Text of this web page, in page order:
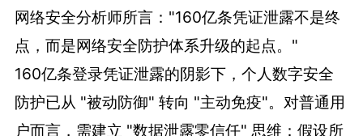
网络安全分析师所言："160亿条凭证泄露不是终
点，而是网络安全防护体系升级的起点。"
160亿条登录凭证泄露的阴影下，个人数字安全
防护已从 "被动防御" 转向 "主动免疫"。对普通用
户而言，需建立 "数据泄露零信任" 思维：假设所